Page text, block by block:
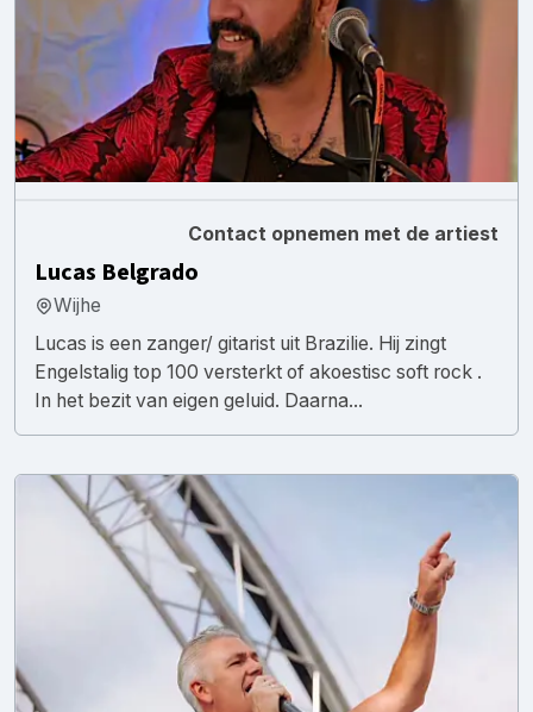
Contact opnemen met de artiest
Lucas Belgrado
Wijhe
Lucas is een zanger/ gitarist uit Brazilie. Hij zingt
Engelstalig top 100 versterkt of akoestisc soft rock .
In het bezit van eigen geluid. Daarna...